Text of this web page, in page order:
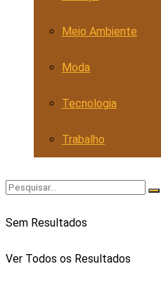
Meio Ambiente
Moda
Tecnologia
Trabalho
Sem Resultados
Ver Todos os Resultados